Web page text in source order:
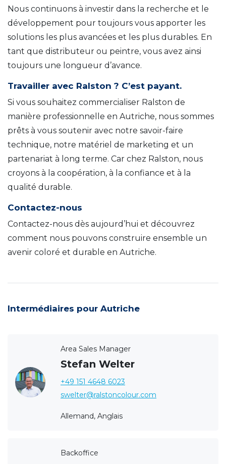
Nous continuons à investir dans la recherche et le
développement pour toujours vous apporter les
solutions les plus avancées et les plus durables. En
tant que distributeur ou peintre, vous avez ainsi
toujours une longueur d’avance.
Travailler avec Ralston ? C’est payant.
Si vous souhaitez commercialiser Ralston de
manière professionnelle en Autriche, nous sommes
prêts à vous soutenir avec notre savoir-faire
technique, notre matériel de marketing et un
partenariat à long terme. Car chez Ralston, nous
croyons à la coopération, à la confiance et à la
qualité durable.
Contactez-nous
Contactez-nous dès aujourd’hui et découvrez
comment nous pouvons construire ensemble un
avenir coloré et durable en Autriche.
Intermédiaires pour Autriche
Area Sales Manager
Stefan Welter
+49 151 4648 6023
swelter@ralstoncolour.com
Allemand, Anglais
Backoffice